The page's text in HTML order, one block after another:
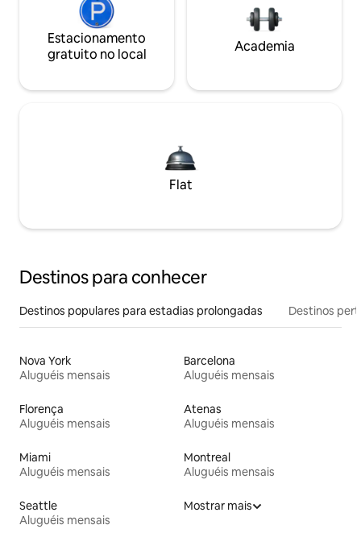
Estacionamento
gratuito no local
Academia
Flat
Destinos para conhecer
Destinos populares para estadias prolongadas Destinos
Nova York
Aluguéis mensais
Barcelona
Aluguéis mensais
Florença
Aluguéis mensais
Atenas
Aluguéis mensais
Miami
Aluguéis mensais
Montreal
Aluguéis mensais
Seattle
Aluguéis mensais
Mostrar mais